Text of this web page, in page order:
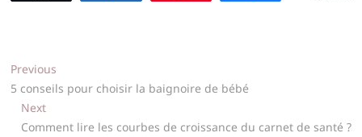
Navigation
de
l’article
Previous
post:
5 conseils pour choisir la baignoire de bébé
NextNext
post:
Comment lire les courbes de croissance du carnet de santé ?